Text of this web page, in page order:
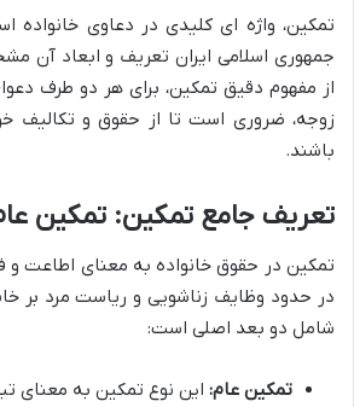
تمکین، واژه ای کلیدی در دعاوی خانواده
جمهوری اسلامی ایران تعریف و ابعاد
از مفهوم دقیق تمکین، برای هر دو طرف
زوجه، ضروری است تا از حقوق و تکالیف
باشند.
تعریف جامع تمکین: تمکین
تمکین در حقوق خانواده به معنای اطاعت و
در حدود وظایف زناشویی و ریاست مرد بر
شامل دو بعد اصلی است:
تمکین عام: این نوع تمکین به معنای